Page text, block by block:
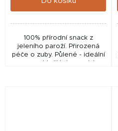
100% přírodní snack z
jeleního paroží. Přirozená
péče o zuby. Půlené - ideální
pro psy, kteří tyto pamlsky